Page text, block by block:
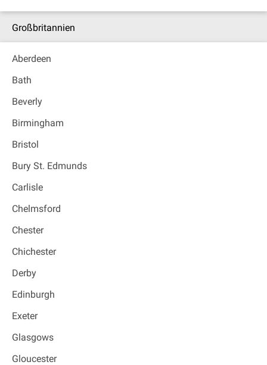
Großbritannien
Aberdeen
Bath
Beverly
Birmingham
Bristol
Bury St. Edmunds
Carlisle
Chelmsford
Chester
Chichester
Derby
Edinburgh
Exeter
Glasgows
Gloucester